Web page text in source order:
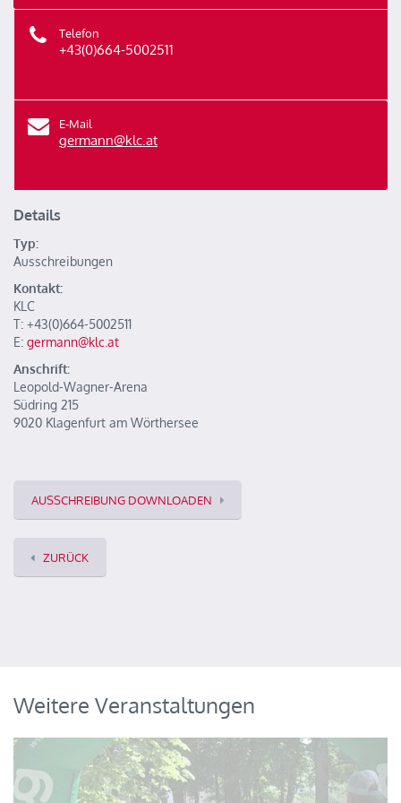
Telefon
+43(0)664-5002511
E-Mail
germann@klc.at
Details
Typ:
Ausschreibungen
Kontakt:
KLC
T: +43(0)664-5002511
E: germann@klc.at
Anschrift:
Leopold-Wagner-Arena
Südring 215
9020 Klagenfurt am Wörthersee
AUSSCHREIBUNG DOWNLOADEN
ZURÜCK
Weitere Veranstaltungen